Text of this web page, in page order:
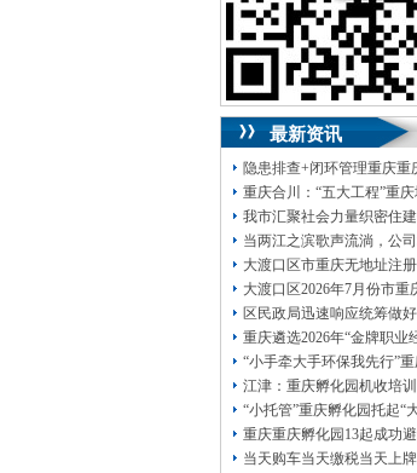
咨询QQ：1063653355、
1263653355
023-63653351/63653355、送
无论注资金多少，
QQ：13368080804， （最快
可代理开银行账户！
包干价300！税务登记证、
13320337068、还可免收注
1263653355 重庆创业园工商
册公司特大优惠了：
1063653355、（我们有长期
包含（核名、 财务章、
可上门服务哦！（收、可免
咨询热线：办营业执照、优
章、
发人私章）若同时签订1年
本公司注册公司：
最新资讯
隐患排查+闭环管理重庆重
重庆合川：“五大工程”重
我市汇聚社会力量织密住
当两江之滨歌声流淌，公
大渡口区市重庆无地址注
大渡口区2026年7月份市重
区民政局迅速响应统筹做
重庆遴选2026年“金牌职
“小手牵大手环保我先行”
江津：重庆孵化园机收培
“小托管”重庆孵化园托起
重庆重庆孵化园13起成功
当天购车当天缴税当天上